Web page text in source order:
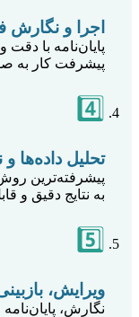
اجرا و
پایان‌نامه با
پیشرفت کار به
4️⃣
تحلیل داده‌ها و
پیشرفته‌ترین
به نتایج دقیق و
5️⃣
ویرایش،
نگارش،